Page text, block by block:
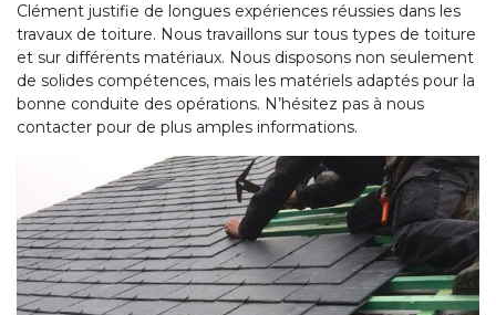
Clément justifie de longues expériences réussies dans les
travaux de toiture. Nous travaillons sur tous types de toiture
et sur différents matériaux. Nous disposons non seulement
de solides compétences, mais les matériels adaptés pour la
bonne conduite des opérations. N’hésitez pas à nous
contacter pour de plus amples informations.